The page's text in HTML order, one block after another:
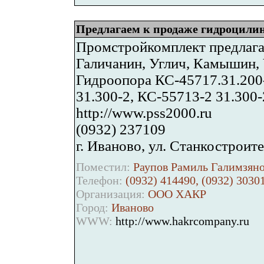
Предлагаем к продаже
Промстройкомплект
Галичанин, Углич, Камышин,
Гидроопора КС-
31.300-2, КС-55713-2
http://www.pss2000.ru
(0932) 237109
г. Иваново, ул.
Поместил: Раупов Рамиль
Телефон: (0932) 414490, (0932)
Организация: ООО ХАКР
Город: Иваново
WWW: http://www.hakrcompany.ru